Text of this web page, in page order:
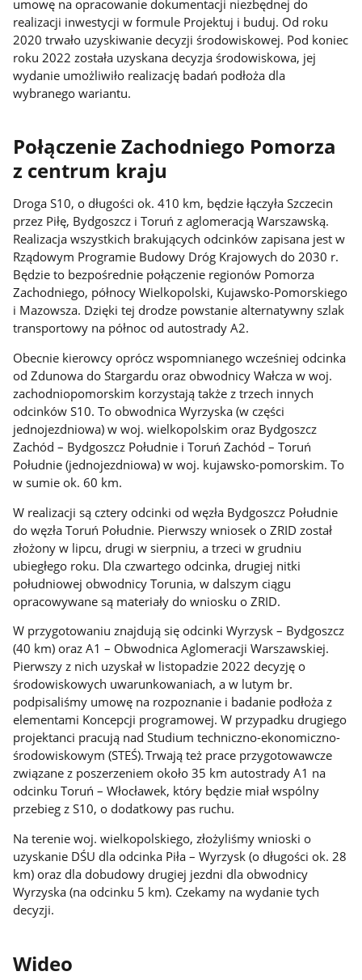
umowę na opracowanie dokumentacji niezbędnej do
realizacji inwestycji w formule Projektuj i buduj. Od roku
2020 trwało uzyskiwanie decyzji środowiskowej. Pod koniec
roku 2022 została uzyskana decyzja środowiskowa, jej
wydanie umożliwiło realizację badań podłoża dla
wybranego wariantu.
Połączenie Zachodniego Pomorza
z centrum kraju
Droga S10, o długości ok. 410 km, będzie łączyła Szczecin
przez Piłę, Bydgoszcz i Toruń z aglomeracją Warszawską.
Realizacja wszystkich brakujących odcinków zapisana jest w
Rządowym Programie Budowy Dróg Krajowych do 2030 r.
Będzie to bezpośrednie połączenie regionów Pomorza
Zachodniego, północy Wielkopolski, Kujawsko-Pomorskiego
i Mazowsza. Dzięki tej drodze powstanie alternatywny szlak
transportowy na północ od autostrady A2.
Obecnie kierowcy oprócz wspomnianego wcześniej odcinka
od Zdunowa do Stargardu oraz obwodnicy Wałcza w woj.
zachodniopomorskim korzystają także z trzech innych
odcinków S10. To obwodnica Wyrzyska (w części
jednojezdniowa) w woj. wielkopolskim oraz Bydgoszcz
Zachód – Bydgoszcz Południe i Toruń Zachód – Toruń
Południe (jednojezdniowa) w woj. kujawsko-pomorskim. To
w sumie ok. 60 km.
W realizacji są cztery odcinki od węzła Bydgoszcz Południe
do węzła Toruń Południe. Pierwszy wniosek o ZRID został
złożony w lipcu, drugi w sierpniu, a trzeci w grudniu
ubiegłego roku. Dla czwartego odcinka, drugiej nitki
południowej obwodnicy Torunia, w dalszym ciągu
opracowywane są materiały do wniosku o ZRID.
W przygotowaniu znajdują się odcinki Wyrzysk – Bydgoszcz
(40 km) oraz A1 – Obwodnica Aglomeracji Warszawskiej.
Pierwszy z nich uzyskał w listopadzie 2022 decyzję o
środowiskowych uwarunkowaniach, a w lutym br.
podpisaliśmy umowę na rozpoznanie i badanie podłoża z
elementami Koncepcji programowej. W przypadku drugiego
projektanci pracują nad Studium techniczno-ekonomiczno-
środowiskowym (STEŚ). Trwają też prace przygotowawcze
związane z poszerzeniem około 35 km autostrady A1 na
odcinku Toruń – Włocławek, który będzie miał wspólny
przebieg z S10, o dodatkowy pas ruchu.
Na terenie woj. wielkopolskiego, złożyliśmy wnioski o
uzyskanie DŚU dla odcinka Piła – Wyrzysk (o długości ok. 28
km) oraz dla dobudowy drugiej jezdni dla obwodnicy
Wyrzyska (na odcinku 5 km). Czekamy na wydanie tych
decyzji.
Wideo